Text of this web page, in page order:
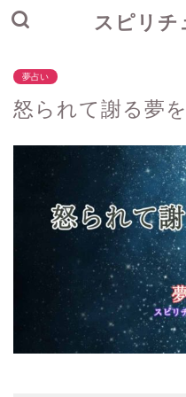
スピリチ
夢占い
怒られて謝る夢